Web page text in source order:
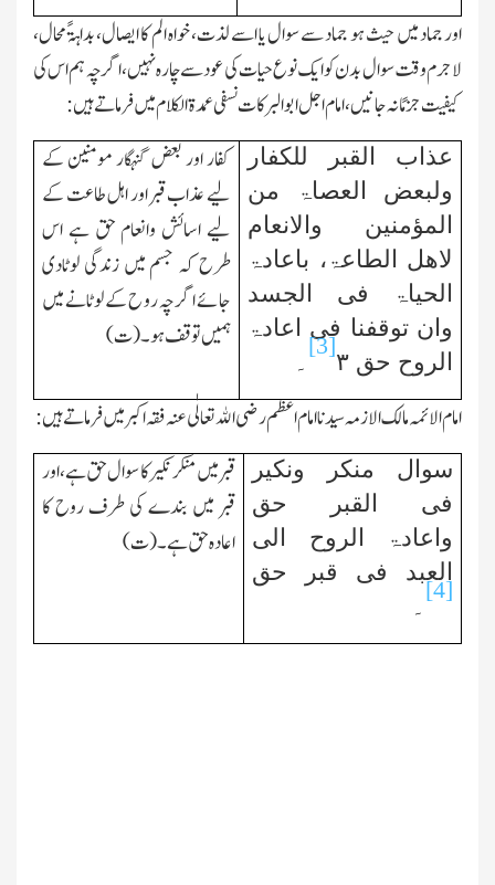
اور جماد میں حیث ہو جماد سے سوال یا اسے لذت، خواہ الم کا ایصال، بداہۃً محال،
لاجرم وقت سوال بدن کو ایك نوع حیات کی عود سے چارہ نہیں، اگر چہ ہم اس کی
کیفیت جزمًانہ جانیں، امام اجل ابوالبرکات نسفی عمدۃ الکلام میں فرماتے ہیں :
عذاب القبر للکفار
ولبعض العصاۃ من
المؤمنین والانعام
لاھل الطاعۃ، باعادۃ
الحیاۃ فی الجسد
وان توقفنا فی اعادۃ
الروح حق ٣
[3]
۔
کفار اور بعض گنہگار مومنین کے
لیے عذاب قبر اور اہل طاعت کے
لیے اسائش وانعام حق ہے اس
طرح کہ جسم میں زندگی لوٹادی
جائے اگر چہ روح کے لوٹانے میں
ہمیں توقف ہو۔ (ت)
امام الائمہ مالك الازمہ سید نا امام اعظم رضی اﷲ تعالٰی عنہ فقہ اکبر میں فرماتے ہیں :
سوال منکر ونکیر
فی القبر حق
واعادۃ الروح الی
العبد فی قبر حق
[4]
۔
قبر میں منکر نکیر کا سوال حق ہے، اور
قبر میں بندے کی طرف روح کا
اعادہ حق ہے۔ (ت)